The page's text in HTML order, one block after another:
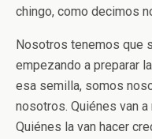
chingo, como decimos
Nosotros tenemos que
empezando a preparar
esa semilla, somos
nosotros. Quiénes van
Quiénes la van hacer